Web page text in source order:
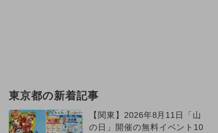
東京都の新着記事
【関東】2026年8月11日「山
の日」開催の無料イベント10